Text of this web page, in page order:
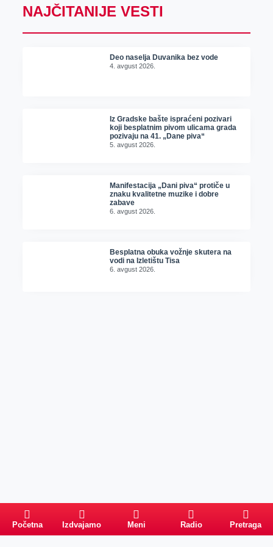
NAJČITANIJE VESTI
Deo naselja Duvanika bez vode
4. avgust 2026.
Iz Gradske bašte ispraćeni pozivari
koji besplatnim pivom ulicama grada
pozivaju na 41. „Dane piva“
5. avgust 2026.
Manifestacija „Dani piva“ protiče u
znaku kvalitetne muzike i dobre
zabave
6. avgust 2026.
Besplatna obuka vožnje skutera na
vodi na Izletištu Tisa
6. avgust 2026.
Početna Izdvajamo Meni Radio Pretraga